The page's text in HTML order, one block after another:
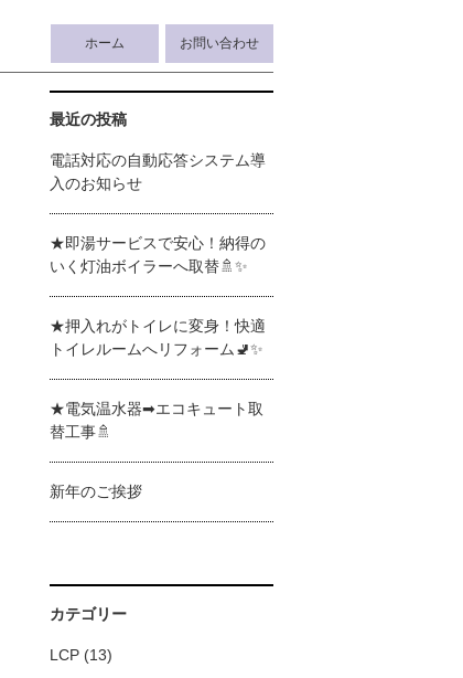
ホーム お問い合わせ
最近の投稿
電話対応の自動応答システム導
入のお知らせ
★即湯サービスで安心！納得の
いく灯油ボイラーへ取替🚿✨
★押入れがトイレに変身！快適
トイレルームへリフォーム🚽✨
★電気温水器➡エコキュート取
替工事🚿
新年のご挨拶
カテゴリー
LCP (13)